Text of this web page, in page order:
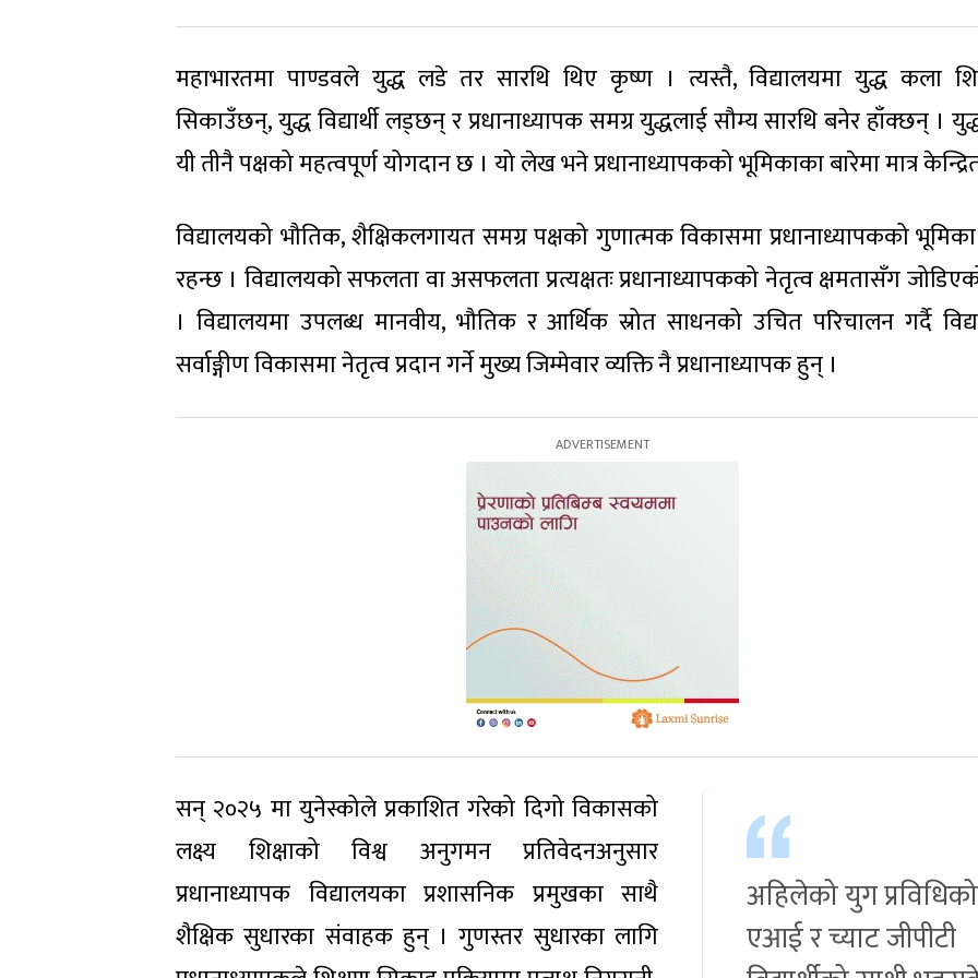
महाभारतमा पाण्डवले युद्ध लडे तर सारथि थिए कृष्ण । त्यस्तै, विद्यालयमा युद्ध कला
सिकाउँछन्, युद्ध विद्यार्थी लड्छन् र प्रधानाध्यापक समग्र युद्धलाई सौम्य सारथि बनेर हाँक्छन् ।
यी तीनै पक्षको महत्वपूर्ण योगदान छ । यो लेख भने प्रधानाध्यापकको भूमिकाका बारेमा मात्र
विद्यालयको भौतिक, शैक्षिकलगायत समग्र पक्षको गुणात्मक विकासमा प्रधानाध्यापकको
रहन्छ । विद्यालयको सफलता वा असफलता प्रत्यक्षतः प्रधानाध्यापकको नेतृत्व क्षमतासँग
। विद्यालयमा उपलब्ध मानवीय, भौतिक र आर्थिक स्रोत साधनको उचित परिचालन गर्दै
सर्वाङ्गीण विकासमा नेतृत्व प्रदान गर्ने मुख्य जिम्मेवार व्यक्ति नै प्रधानाध्यापक हुन् ।
अहिलेको युग प्रविधिको
एआई र च्याट जीपीटी
सन् २०२५ मा युनेस्कोले प्रकाशित गरेको दिगो विकासको
लक्ष्य शिक्षाको विश्व अनुगमन प्रतिवेदनअनुसार
प्रधानाध्यापक विद्यालयका प्रशासनिक प्रमुखका साथै
शैक्षिक सुधारका संवाहक हुन् । गुणस्तर सुधारका लागि